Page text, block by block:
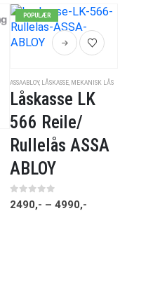
POPULÆR
ASSAABLOY, LÅSKASSE, MEKANISK LÅS
Låskasse LK
566 Reile/
Rullelås ASSA
ABLOY
0 av 5
2490,- – 4990,-